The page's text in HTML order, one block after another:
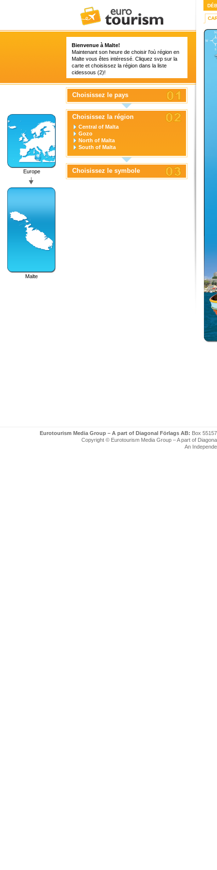
Bienvenue à Malte!
Maintenant son heure de choisir l'où région en
Malte vous êtes intéressé. Cliquez svp sur la
carte et choisissez la région dans la liste
cidessous (2)!
Europe
Malte
Choisissez le pays
Choisissez la région
Central of Malta
Gozo
North of Malta
South of Malta
Choisissez le symbole
Eurotourism Media Group – A part of Diagonal Förlags AB: Box
Copyright © Eurotourism Media Group – A part of
An